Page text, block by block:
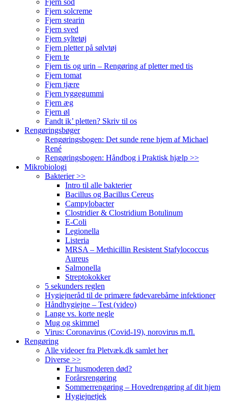
Fjern solcreme
Fjern stearin
Fjern sved
Fjern syltetøj
Fjern pletter på sølvtøj
Fjern te
Fjern tis og urin – Rengøring af pletter med tis
Fjern tomat
Fjern tjære
Fjern tyggegummi
Fjern æg
Fjern øl
Fandt ik’ pletten? Skriv til os
Rengøringsbøger
Rengøringsbogen: Det sunde rene hjem af Michael
René
Rengøringsbogen: Håndbog i Praktisk hjælp >>
Mikrobiologi
Bakterier >>
Intro til alle bakterier
Bacillus og Bacillus Cereus
Campylobacter
Clostridier & Clostridium Botulinum
E-Coli
Legionella
Listeria
MRSA – Methicillin Resistent Stafylococcus
Aureus
Salmonella
Streptokokker
5 sekunders reglen
Hygiejneråd til de primære fødevarebårne infektioner
Håndhygiejne – Test (video)
Lange vs. korte negle
Mug og skimmel
Virus: Coronavirus (Covid-19), norovirus m.fl.
Rengøring
Alle videoer fra Pletvæk.dk samlet her
Diverse >>
Er husmoderen død?
Forårsrengøring
Sommerrengøring – Hovedrengøring af dit hjem
Hygiejnetjek